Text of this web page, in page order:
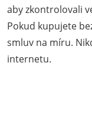
aby zkontrolovali
Pokud kupujete
smluv na míru.
internetu.